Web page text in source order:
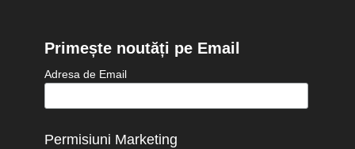
Primește noutăți pe Email
Adresa de Email
Permisiuni Marketing